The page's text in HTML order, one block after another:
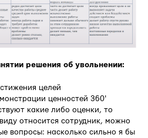
решения об увольнении:
целей
ценностей 360'
какие либо оценки, то
относится сотрудник, можно
вопросы: насколько сильно я бы